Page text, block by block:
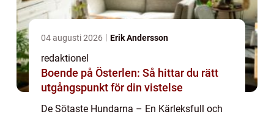
04 augusti 2026 Erik Andersson
redaktionel
Boende på Österlen: Så hittar du rätt
utgångspunkt för din vistelse
De Sötaste Hundarna – En Kärleksfull och